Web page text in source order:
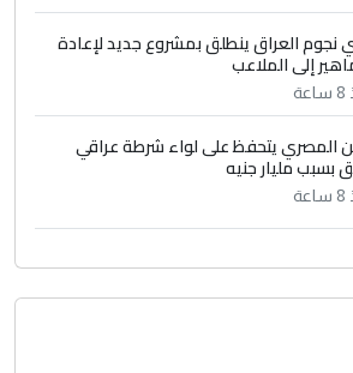
نجوم العراق ينطلق بمشروع جديد لإعادة
إلى الملاعب
المصري يتحفظ على لواء شرطة عراقي
بسبب مليار جنيه